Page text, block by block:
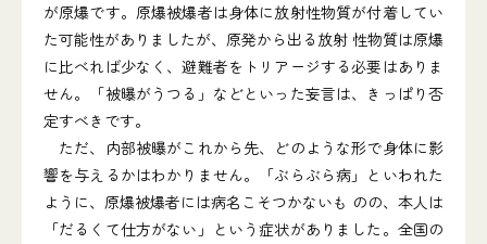
が原爆です。原爆被爆者は身体に放射性物質が付着してい
た可能性がありましたが、原発から出る放射 性物質は原爆
に比べれば少なく、避難者をトリアージする必要はありま
せん。「被曝がうつる」などといった妄言は、きっぱり否
定すべきです。
ただ、内部被曝がこれから先、どのような形で身体に影
響を与えるかはわかりません。「ぶらぶら病」といわれた
ように、原爆被爆者には病名こそつかないも のの、本人は
「だるくて仕方がない」という症状がありました。全国の